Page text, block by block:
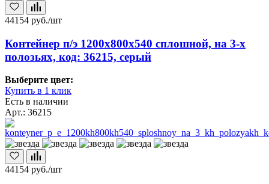
44154 руб./шт
Контейнер п/э 1200х800х540 сплошной, на 3-х
полозьях, код: 36215, серый
Выберите цвет:
Купить в 1 клик
Есть в наличии
Арт.: 36215
44154 руб./шт